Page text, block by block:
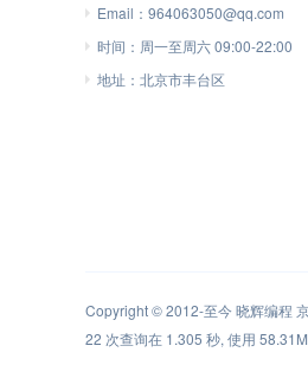
Email： 964063050@qq.com
时间： 周一至周六 09:00-22:00
地址： 北京市丰台区
Copyright © 2012-至今晓辉编程
22 次查询在 1.305 秒, 使用